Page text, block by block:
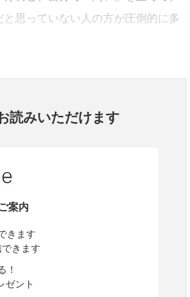
思っていない人の方が圧倒的に多
読みいただけます
案内
きます
きます
！
ゼント